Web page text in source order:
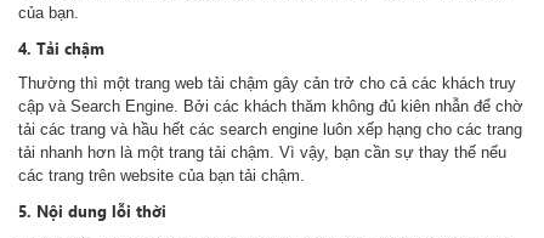
của bạn.
4. Tải chậm
Thường thì một trang web tải chậm gây cản trở cho cả các khách truy
cập và Search Engine. Bởi các khách thăm không đủ kiên nhẫn để chờ
tải các trang và hầu hết các search engine luôn xếp hạng cho các trang
tải nhanh hơn là một trang tải chậm. Vì vậy, bạn cần sự thay thế nếu
các trang trên website của bạn tải chậm.
5. Nội dung lỗi thời